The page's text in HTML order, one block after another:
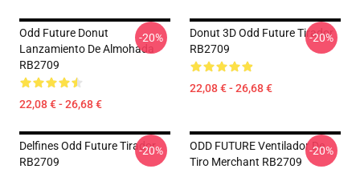
Odd Future Donut
Lanzamiento De Almohada
RB2709
22,08 € - 26,68 €
-20%
Donut 3D Odd Future Tirador
RB2709
22,08 € - 26,68 €
-20%
Delfines Odd Future Tirador
RB2709
-20%
ODD FUTURE Ventilador De
Tiro Merchant RB2709
-20%